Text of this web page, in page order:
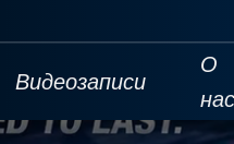
Видеозаписи
О
нас